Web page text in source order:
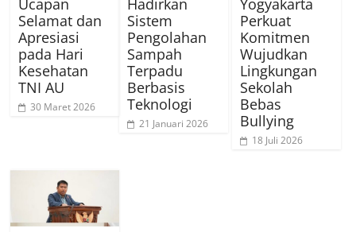
Ucapan
Selamat dan
Apresiasi
pada Hari
Kesehatan
TNI AU
30 Maret 2026
Hadirkan
Sistem
Pengolahan
Sampah
Terpadu
Berbasis
Teknologi
21 Januari 2026
Yogyakarta
Perkuat
Komitmen
Wujudkan
Lingkungan
Sekolah
Bebas
Bullying
18 Juli 2026